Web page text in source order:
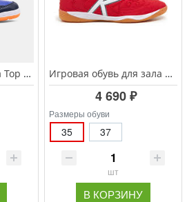
Обувь зальная Joma Top Flex JR TPJS.2603.INV Игровая обувь для зала KELME INDOOR COPA Jr. 55257-130
4 690 ₽
Размеры обуви
35 37
шт
В КОРЗИНУ